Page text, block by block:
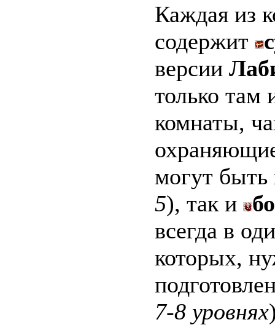
Каждая из
содержит
версии
только там
комнаты,
могут
5), так и
всегда в
которых,
7-8 уровнях